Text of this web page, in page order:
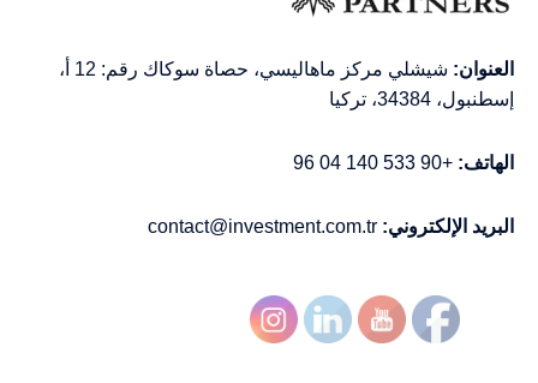
العنوان:
شيشلي مركز ماهاليسي، حصاة سوكاك رقم: 12 أ،
إسطنبول، 34384، تركيا
الهاتف: +90 533 140 04 96
البريد الإلكتروني: contact@investment.com.tr